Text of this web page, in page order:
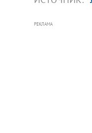
РЕКЛАМА